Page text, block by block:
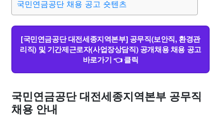
국민연금공단 채용 공고 숏텐츠
[국민연금공단 대전세종지역본부] 공무직(보안직, 환경관
리직) 및 기간제근로자(사업장상담직) 공개채용 채용 공고
바로가기 👈 클릭
국민연금공단 대전세종지역본부 공무직
채용 안내